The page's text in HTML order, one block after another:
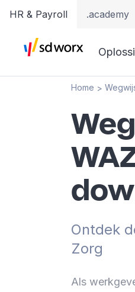
HR & Payroll .academy
Home >
Ontdek
Zorg
Als